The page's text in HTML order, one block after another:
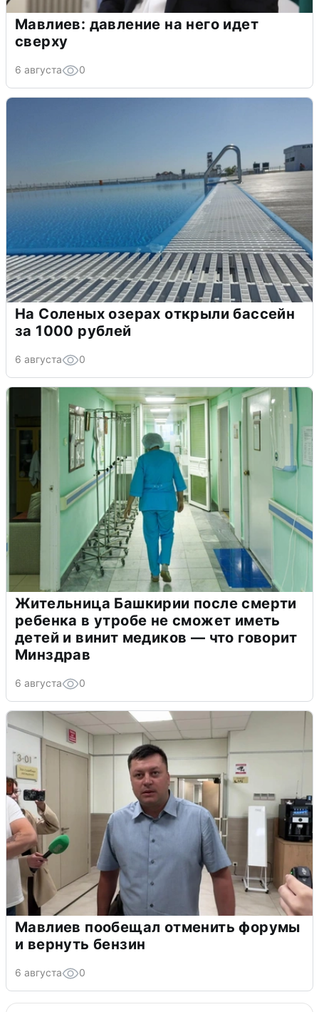
Мавлиев: давление на него идет
сверху
6 августа 0
На Соленых озерах открыли бассейн
за 1000 рублей
6 августа 0
Жительница Башкирии после смерти
ребенка в утробе не сможет иметь
детей и винит медиков — что говорит
Минздрав
6 августа 0
Мавлиев пообещал отменить форумы
и вернуть бензин
6 августа 0